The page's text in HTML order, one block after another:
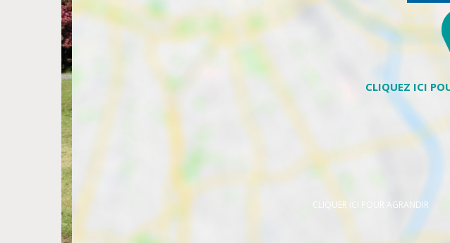
CLIQUER ICI POUR AGRANDIR